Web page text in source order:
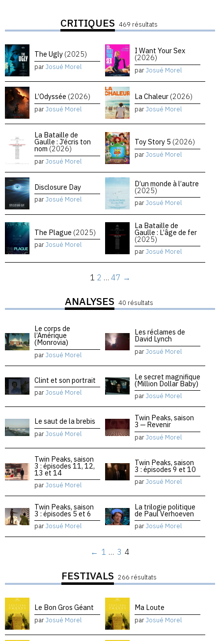
CRITIQUES 469 résultats
The Ugly (2025)
parJosué Morel
I Want Your Sex
(2026)
parJosué Morel
L’Odyssée (2026)
parJosué Morel
La Chaleur (2026)
parJosué Morel
La Bataille de
Gaulle : J’écris ton
nom (2026)
parJosué Morel
Toy Story 5 (2026)
parJosué Morel
Disclosure Day
parJosué Morel
D’un monde à l’autre
(2025)
parJosué Morel
The Plague (2025)
parJosué Morel
La Bataille de
Gaulle : L’âge de fer
(2025)
parJosué Morel
1 2 … 47 →
ANALYSES 40 résultats
Le corps de
l’Amérique
(Monrovia)
parJosué Morel
Les réclames de
David Lynch
parJosué Morel
Clint et son portrait
parJosué Morel
Le secret magnifique
(Million Dollar Baby)
parJosué Morel
Le saut de la brebis
parJosué Morel
Twin Peaks, saison
3 — Revenir
parJosué Morel
Twin Peaks, saison
3 : épisodes 11, 12,
13 et 14
parJosué Morel
Twin Peaks, saison
3 : épisodes 9 et 10
parJosué Morel
Twin Peaks, saison
3 : épisodes 5 et 6
parJosué Morel
La trilogie politique
de Paul Verhoeven
parJosué Morel
← 1 … 3 4
FESTIVALS 266 résultats
Le Bon Gros Géant
parJosué Morel
Ma Loute
parJosué Morel